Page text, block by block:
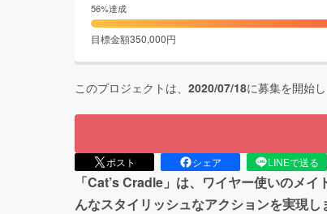
56%達成
目標金額350,000円
このプロジェクトは、 2020/07/18に募集を開始し
ポスト シェア LINEで送る
「Cat’s Cradle」は、ワイヤー使いのメ
んなスタイリッシュなアクションを実現し